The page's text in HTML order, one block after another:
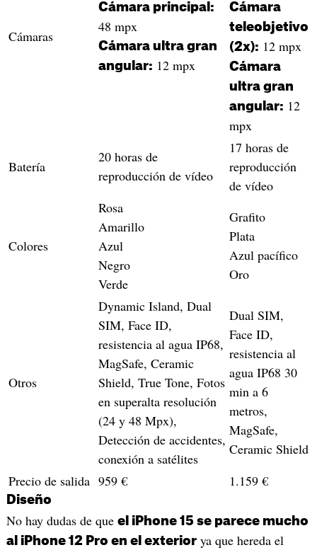
Cámaras
Cámara principal:
48 mpx
Cámara ultra gran
angular: 12 mpx
Cámara
teleobjetivo
(2x): 12 mpx
Cámara
ultra gran
angular: 12
mpx
Batería
20 horas de
reproducción de vídeo
17 horas de
reproducción
de vídeo
Colores
Rosa
Amarillo
Azul
Negro
Verde
Grafito
Plata
Azul pacífico
Oro
Otros
Dynamic Island, Dual
SIM, Face ID,
resistencia al agua IP68,
MagSafe, Ceramic
Shield, True Tone, Fotos
en superalta resolución
(24 y 48 Mpx),
Detección de accidentes,
conexión a satélites
Dual SIM,
Face ID,
resistencia al
agua IP68 30
min a 6
metros,
MagSafe,
Ceramic Shield
Precio de salida 959 € 1.159 €
Diseño
No hay dudas de que el iPhone 15 se parece mucho
al iPhone 12 Pro en el exteriorya que hereda el